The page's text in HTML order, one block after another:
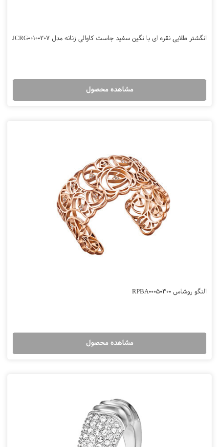
انگشتر طلایی نقره ای با نگین سفید جاست کاوالی زنانه مدل JCRG00100207
مشاهده محصول
النگو روشاس RPBA00050300
مشاهده محصول